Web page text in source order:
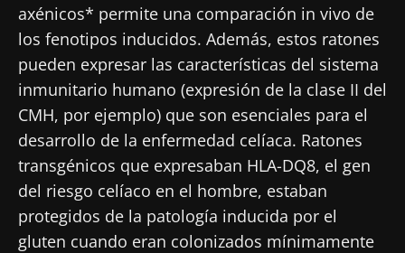
axénicos* permite una comparación in vivo de
los fenotipos inducidos. Además, estos ratones
pueden expresar las características del sistema
inmunitario humano (expresión de la clase II del
CMH, por ejemplo) que son esenciales para el
desarrollo de la enfermedad celíaca. Ratones
transgénicos que expresaban HLA-DQ8, el gen
del riesgo celíaco en el hombre, estaban
protegidos de la patología inducida por el
gluten cuando eran colonizados mínimamente